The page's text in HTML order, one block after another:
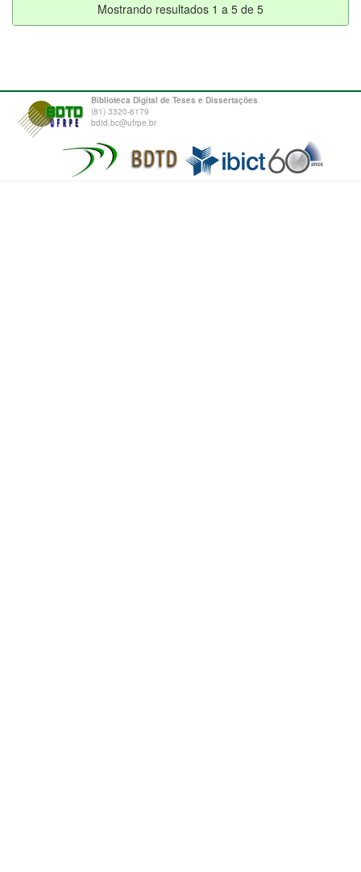
Mostrando resultados 1 a 5 de 5
Biblioteca Digital de Teses e Dissertações
(81) 3320-6179
bdtd.bc@ufrpe.br